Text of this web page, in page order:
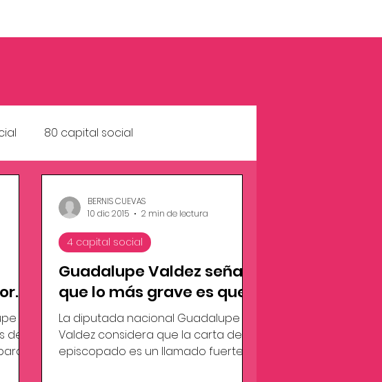
80 capital social
de
Guadalupe Valdez señala
que lo más grave es que
la corrupción ha tocado a
la Justicia
La diputada nacional Guadalupe
Valdez considera que la carta del
episcopado es un llamado fuerte
4 capital social
BERNIS CUEVAS
10 dic 2015
2 min de lectura